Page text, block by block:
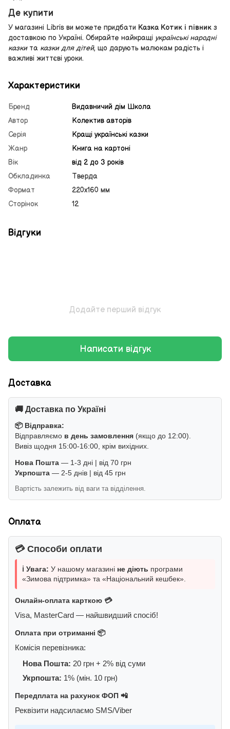
Де купити
У магазині Libris ви можете придбати Казка Котик і півник з
доставкою по Україні. Обирайте найкращі українські народні
казкита казки для дітей, що дарують малюкам радість і
важливі життєві уроки.
Характеристики
Бренд
Видавничий дім Школа
Автор
Колектив авторів
Серія
Кращі українські казки
Жанр
Книга на картоні
Вік
від 2 до 3 років
Обкладинка
Тверда
Формат
220х160 мм
Сторінок
12
Відгуки
Додайте перший відгук
Написати відгук
Доставка
🚚 Доставка по Україні
📦 Відправка:
Відправляємо в день замовлення (якщо до 12:00).
Вивіз щодня 15:00-16:00, крім вихідних.
Нова Пошта — 1-3 дні | від 70 грн
Укрпошта — 2-5 днів | від 45 грн
Вартість залежить від ваги та відділення.
Оплата
💳 Способи оплати
ℹ️ Увага: У нашому магазині не діють програми
«Зимова підтримка» та «Національний кешбек».
Онлайн-оплата карткою 💳
Visa, MasterCard — найшвидший спосіб!
Оплата при отриманні 📦
Комісія перевізника:
Нова Пошта: 20 грн + 2% від суми
Укрпошта: 1% (мін. 10 грн)
Передплата на рахунок ФОП 📲
Реквізити надсилаємо SMS/Viber